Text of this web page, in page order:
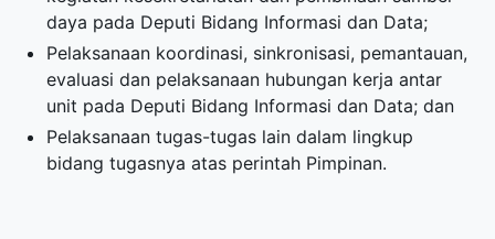
daya pada Deputi Bidang Informasi dan Data;
Pelaksanaan koordinasi, sinkronisasi, pemantauan,
evaluasi dan pelaksanaan hubungan kerja antar
unit pada Deputi Bidang Informasi dan Data; dan
Pelaksanaan tugas-tugas lain dalam lingkup
bidang tugasnya atas perintah Pimpinan.